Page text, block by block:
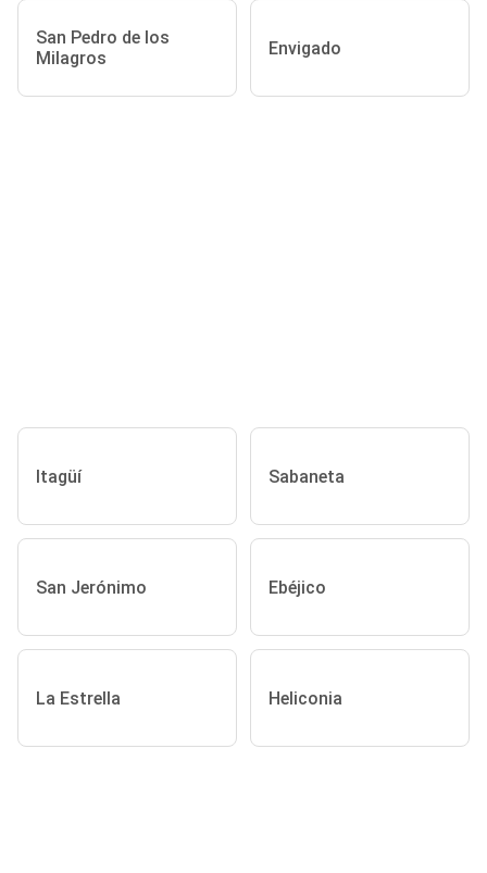
San Pedro de los
Milagros
Envigado
Itagüí Sabaneta
San Jerónimo Ebéjico
La Estrella Heliconia